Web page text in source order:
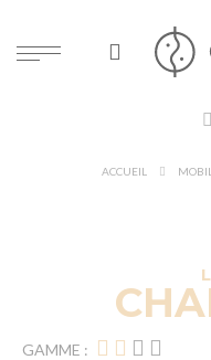
ACCUEIL
GAMME :